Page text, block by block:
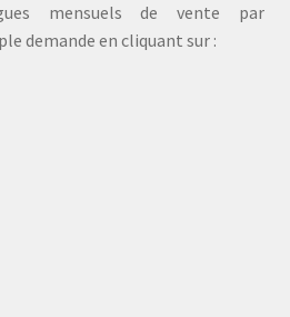
mensuels de vente par
demande en cliquant sur :